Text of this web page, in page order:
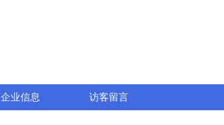
企业信息 访客留言